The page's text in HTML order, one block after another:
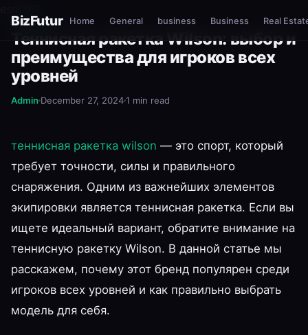
BizFutur Home General business Business Real
GENERAL
Теннисная ракетка Wilson: выбор и
преимущества для игроков всех
уровней
Admin December 27, 20241 min read
теннисная ракетка wilson — это спорт, который
требует точности, силы и правильного
снаряжения. Одним из важнейших элементов
экипировки является теннисная ракетка. Если вы
ищете идеальный вариант, обратите внимание на
теннисную ракетку Wilson. В данной статье мы
расскажем, почему этот бренд популярен среди
игроков всех уровней и как правильно выбрать
модель для себя.